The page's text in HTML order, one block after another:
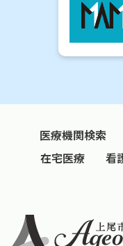
医療機関検索
在宅医療
看